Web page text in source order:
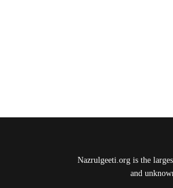
Nazrulgeeti.org is the
and